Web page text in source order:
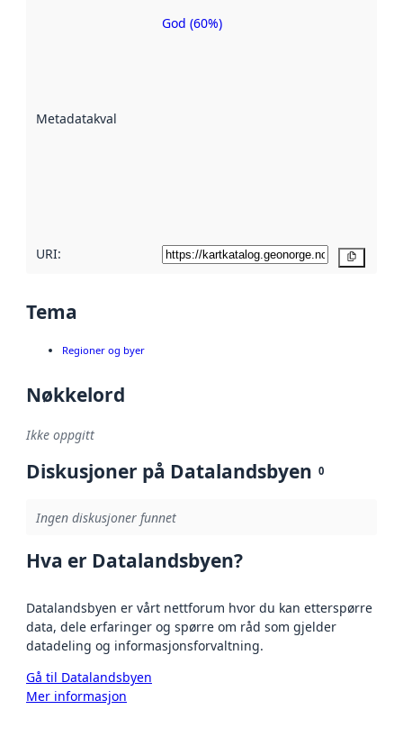
Metadatakvalitet
Metadatakvalitet
God (60%)
URI:
Tema
Regioner og byer
Nøkkelord
Ikke oppgitt
Diskusjoner på Datalandsbyen 0
Ingen diskusjoner funnet
Hva er Datalandsbyen?
Datalandsbyen er vårt nettforum hvor du kan etterspørre
data, dele erfaringer og spørre om råd som gjelder
datadeling og informasjonsforvaltning.
Gå til Datalandsbyen
Mer informasjon